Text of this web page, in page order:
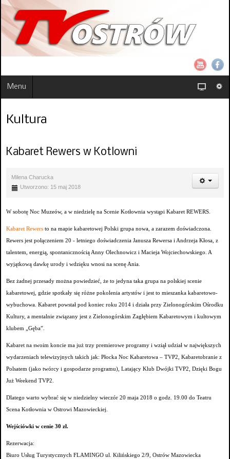
Menu
Kultura
Kabaret Rewers w Kotlowni
Milena Charucka
Utworzono: 15 maj 2018
W sobotę Noc Muzeów, a w niedzielę na Scenie Kotłownia wystąpi Kabaret REWERS.
Kabaret Rewers to na mapie kabaretowej Polski grupa nowa, a zarazem doświadczona.
Rewers jest połączeniem 20 - letniego doświadczenia Janusza Rewersa i Andrzeja Kłosa, z
talentem, energią, spontanicznością Anny Olechnowicz i Macieja Wojciechowskiego. A
wyjątkową dawkę urody i wdzięku wnosi na scenę Ania.
Bez żadnej przesady można powiedzieć, że to jedyna taka grupa na polskiej scenie
kabaretowej, gdzie spotkały się różne pokolenia artystów i jest to mieszanka kabaretowo-
wybuchowa. Kabaret powstał pod koniec roku 2014 i działa przy Zielonogórskim Ośrodku
Kultury, a mentalnie związany jest z Zielonogórskim Zagłębiem Kabaretowym i kultowym
klubem „Gęba”.
Kabaret na swoim koncie ma już trzy premierowe programy i wziął udział w największych
wydarzeniach telewizyjnych takich jak: Płocka Noc Kabaretowa – TVP2, Kabaretobranie z
Polsatem (jako twórcy i gospodarze programu), Latający Klub Dwójki TVP2, Dzięki Bogu
Już Weekend TVP2.
Dlatego warto wybrać się w niedzielny wieczór 20 maja 2018 o godz. 19.00 do Teatru
Scena Kotłownia w Ostrowi Mazowieckiej.
Wejściówki w cenie 30 zł.
Rezerwacja:
Biuro Usług Turystycznych FLAMINGO ul. Kilińskiego 2/9, Ostrów Mazowiecka